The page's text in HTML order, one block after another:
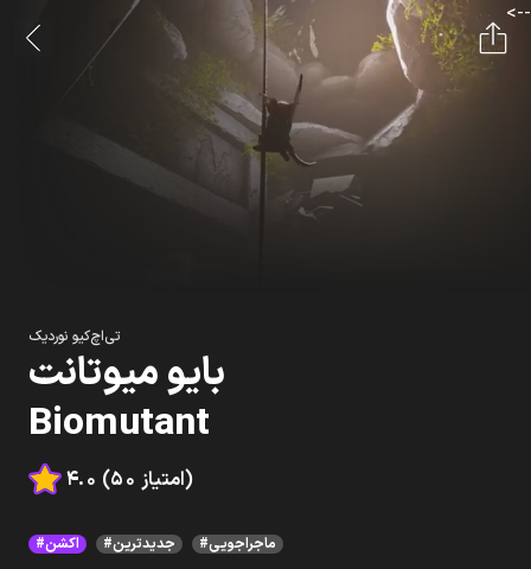
-->
تی‌اچ‌کیو نوردیک
بایو میوتانت
Biomutant
4.0 (50 امتیاز)
#اکشن #جدیدترین #ماجراجویی